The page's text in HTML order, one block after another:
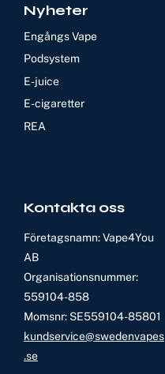
Nyheter
Engångs Vape
Podsystem
E-juice
E-cigaretter
REA
Kontakta oss
Företagsnamn: Vape4You
AB
Organisationsnummer:
559104-858
Momsnr: SE559104-85801
kundservice@swedenvapes
.se